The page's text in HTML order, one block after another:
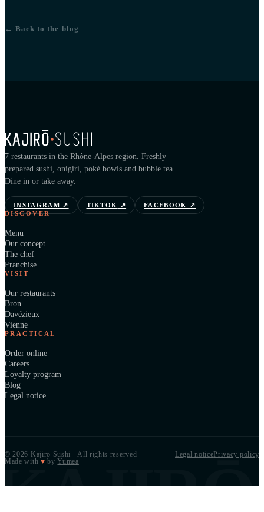
← Back to the blog
7 restaurants in the Rhône-Alpes region. Freshly
prepared sushi, onigiri, poké bowls and bubble tea.
Dine in or take away.
INSTAGRAM ↗ TIKTOK ↗ FACEBOOK
↗
DISCOVER
Menu
Our concept
The chef
Franchise
VISIT
Our restaurants
Bron
Davézieux
Vienne
PRACTICAL
Order online
Careers
Loyalty program
Blog
Legal notice
© 2026 Kajirō Sushi · All rights reserved Legal noticePrivacy policy
Made with ♥ by Yumea